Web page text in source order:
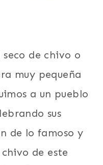
de chivo o
muy pequeña
a un pueblo
sus
de lo famoso y
de este